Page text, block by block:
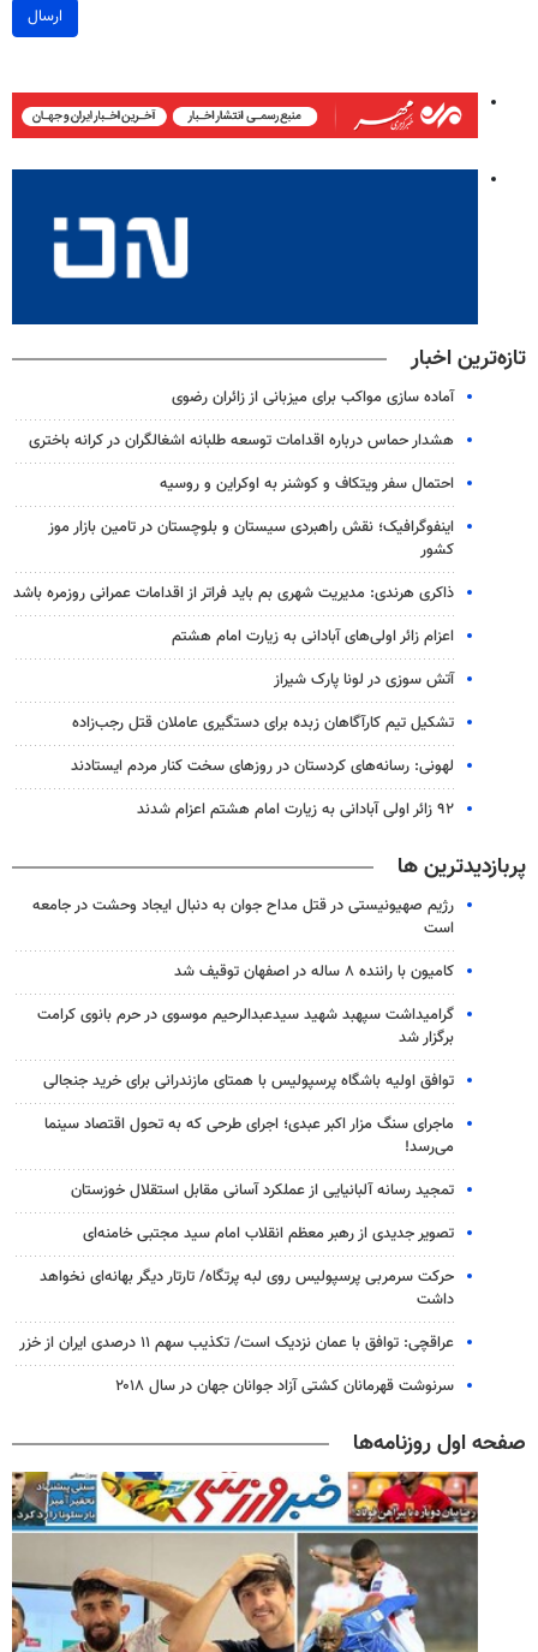
ارسال
تازه‌ترین اخبار
آماده سازی مواکب برای میزبانی از زائران رضوی
هشدار حماس درباره اقدامات توسعه طلبانه اشغالگران در کرانه باختری
احتمال سفر ویتکاف و کوشنر به اوکراین و روسیه
اینفوگرافیک؛ نقش راهبردی سیستان و بلوچستان در تامین بازار موز
کشور
ذاکری هرندی: مدیریت شهری بم باید فراتر از اقدامات عمرانی روزمره باشد
اعزام زائر اولی‌های آبادانی به زیارت امام هشتم
آتش سوزی در لونا پارک شیراز
تشکیل تیم کارآگاهان زبده برای دستگیری عاملان قتل رجب‌زاده
لهونی: رسانه‌های کردستان در روزهای سخت کنار مردم ایستادند
۹۲ زائر اولی آبادانی به زیارت امام هشتم اعزام شدند
پربازدیدترین ها
رژیم صهیونیستی در قتل مداح جوان به دنبال ایجاد وحشت در جامعه
است
کامیون با راننده ۸ ساله در اصفهان توقیف شد
گرامیداشت سپهبد شهید سیدعبدالرحیم موسوی در حرم بانوی کرامت
برگزار شد
توافق اولیه باشگاه پرسپولیس با همتای مازندرانی برای خرید جنجالی
ماجرای سنگ مزار اکبر عبدی؛ اجرای طرحی که به تحول اقتصاد سینما
می‌رسد!
تمجید رسانه آلبانیایی از عملکرد آسانی مقابل استقلال خوزستان
تصویر جدیدی از رهبر معظم انقلاب امام سید مجتبی خامنه‌ای
حرکت سرمربی پرسپولیس روی لبه پرتگاه/ تارتار دیگر بهانه‌ای نخواهد
داشت
عراقچی: توافق با عمان نزدیک است/ تکذیب سهم ۱۱ درصدی ایران از خزر
سرنوشت قهرمانان کشتی آزاد جوانان جهان در سال ۲۰۱۸
صفحه اول روزنامه‌ها